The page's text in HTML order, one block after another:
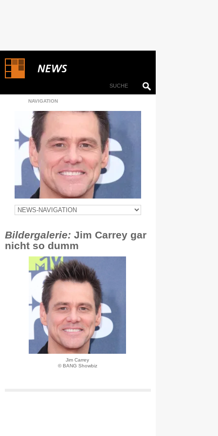
NAVIGATION
Bildergalerie: Jim Carrey gar
nicht so dumm
Jim Carrey
© BANG Showbiz